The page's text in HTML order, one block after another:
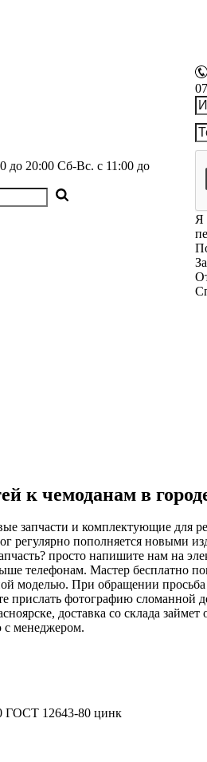
до 20:00Сб-Вс. с 11:00 до
Я
к чемоданам в
запчасти и комплектующие для
регулярно пополняется новыми
просто напишите нам на
телефонам. Мастер бесплатно
моделью. При обращении
прислать фотографию сломанной
доставка со склада
с менеджером.